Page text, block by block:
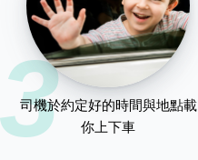
3
司機於約定好的時間與地點載
你上下車